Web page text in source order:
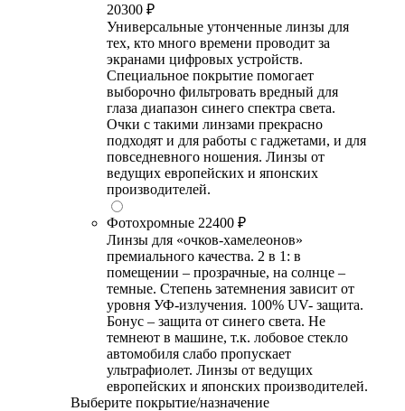
20300 ₽
Универсальные утонченные линзы для
тех, кто много времени проводит за
экранами цифровых устройств.
Специальное покрытие помогает
выборочно фильтровать вредный для
глаза диапазон синего спектра света.
Очки с такими линзами прекрасно
подходят и для работы с гаджетами, и для
повседневного ношения. Линзы от
ведущих европейских и японских
производителей.
Фотохромные 22400 ₽
Линзы для «очков-хамелеонов»
премиального качества. 2 в 1: в
помещении – прозрачные, на солнце –
темные. Степень затемнения зависит от
уровня УФ-излучения. 100% UV- защита.
Бонус – защита от синего света. Не
темнеют в машине, т.к. лобовое стекло
автомобиля слабо пропускает
ультрафиолет. Линзы от ведущих
европейских и японских производителей.
Выберите покрытие/назначение